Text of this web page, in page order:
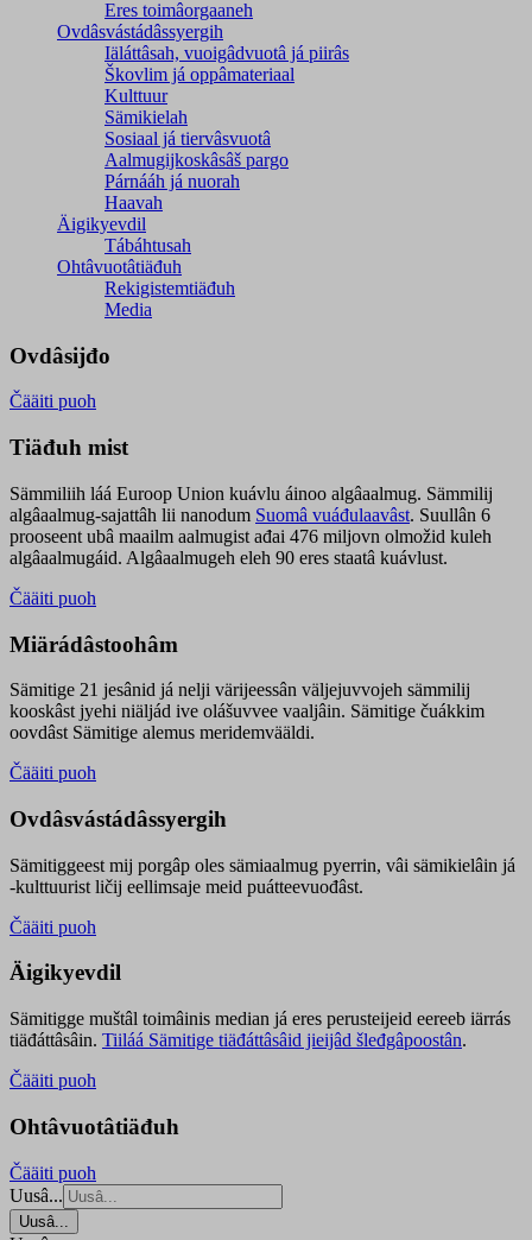
Eres toimâorgaaneh
Ovdâsvástádâssyergih
Iäláttâsah, vuoigâdvuotâ já piirâs
Škovlim já oppâmateriaal
Kulttuur
Sämikielah
Sosiaal já tiervâsvuotâ
Aalmugijkoskâsâš pargo
Párnááh já nuorah
Haavah
Äigikyevdil
Tábáhtusah
Ohtâvuotâtiäđuh
Rekigistemtiäđuh
Media
Ovdâsijđo
Čääiti puoh
Tiäđuh mist
Sämmiliih láá Euroop Union kuávlu áinoo algâaalmug. Sämmilij
algâaalmug-sajattâh lii nanodum Suomâ vuáđulaavâst. Suullân 6
prooseent ubâ maailm aalmugist ađai 476 miljovn olmožid kuleh
algâaalmugáid. Algâaalmugeh eleh 90 eres staatâ kuávlust.
Čääiti puoh
Miärádâstoohâm
Sämitige 21 jesânid já nelji värijeessân väljejuvvojeh sämmilij
kooskâst jyehi niäljád ive olášuvvee vaaljâin. Sämitige čuákkim
oovdâst Sämitige alemus meridemvääldi.
Čääiti puoh
Ovdâsvástádâssyergih
Sämitiggeest mij porgâp oles sämiaalmug pyerrin, vâi sämikielâin já
-kulttuurist ličij eellimsaje meid puátteevuođâst.
Čääiti puoh
Äigikyevdil
Sämitigge muštâl toimâinis median já eres perusteijeid eereeb iärrás
tiäđáttâsâin. Tiiláá Sämitige tiäđáttâsâid jieijâd šleđgâpoostân.
Čääiti puoh
Ohtâvuotâtiäđuh
Čääiti puoh
Uusâ...
Uusâ...